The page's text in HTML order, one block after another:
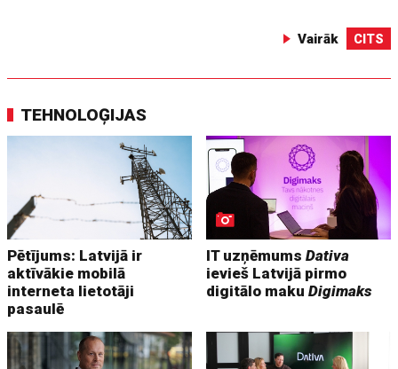
Vairāk CITS
TEHNOLOĢIJAS
Pētījums: Latvijā ir
aktīvākie mobilā
interneta lietotāji
pasaulē
IT uzņēmumsDativa
ievieš Latvijā pirmo
digitālo makuDigimaks